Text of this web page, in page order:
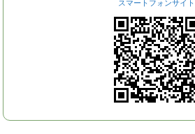
スマートフォンサイト